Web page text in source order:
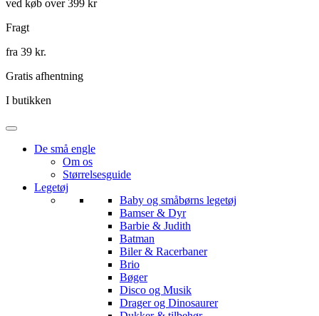
ved køb over 399 kr
Fragt
fra 39 kr.
Gratis afhentning
I butikken
De små engle
Om os
Størrelsesguide
Legetøj
Baby og småbørns legetøj
Bamser & Dyr
Barbie & Judith
Batman
Biler & Racerbaner
Brio
Bøger
Disco og Musik
Drager og Dinosaurer